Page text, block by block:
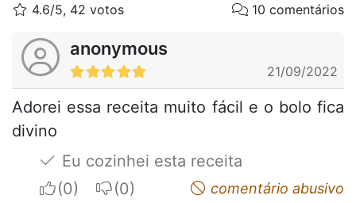
4.6/5, 42 votos 10 comentários
anonymous
21/09/2022
Adorei essa receita muito fácil e o bolo fica
divino
Eu cozinhei esta receita
I apreciateI do not appreciatecomentário abusivo